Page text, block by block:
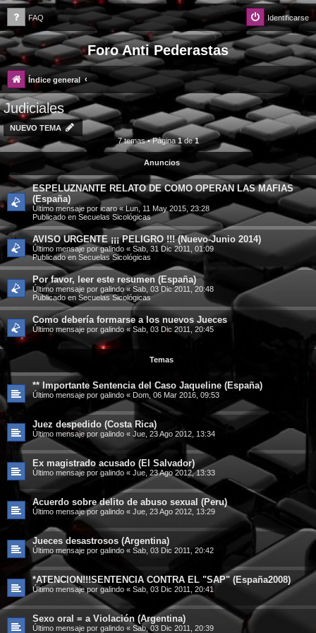
FAQ Identificarse
Foro Anti Pederastas
Índice general
Judiciales
NUEVO TEMA
7 temas • Página1de1
Anuncios
ESPELUZNANTE RELATO DE COMO OPERAN LAS MAFIAS
(España)
Último mensaje por icaro«Lun, 11 May 2015, 23:28
Publicado en Secuelas Sicológicas
AVISO URGENTE ¡¡¡ PELIGRO !!! (Nuevo-Junio 2014)
Último mensaje porgalindo « Sab, 31 Dic 2011, 01:09
Publicado en Secuelas Sicológicas
Por favor, leer este resumen (España)
Último mensaje por galindo«Sab, 03 Dic 2011, 20:48
Publicado en Secuelas Sicológicas
Como debería formarse a los nuevos Jueces
Último mensaje por galindo « Sab, 03 Dic 2011, 20:45
Temas
** Importante Sentencia del Caso Jaqueline (España)
Último mensaje por galindo « Dom, 06 Mar 2016, 09:53
Juez despedido (Costa Rica)
Último mensaje por galindo « Jue, 23 Ago 2012, 13:34
Ex magistrado acusado (El Salvador)
Último mensaje por galindo « Jue, 23 Ago 2012, 13:33
Acuerdo sobre delito de abuso sexual (Peru)
Último mensaje por galindo « Jue, 23 Ago 2012, 13:29
Jueces desastrosos (Argentina)
Último mensaje por galindo « Sab, 03 Dic 2011, 20:42
*ATENCION!!!SENTENCIA CONTRA EL "SAP" (España2008)
Último mensaje por galindo « Sab, 03 Dic 2011, 20:41
Sexo oral = a Violación (Argentina)
Último mensaje por galindo « Sab, 03 Dic 2011, 20:39